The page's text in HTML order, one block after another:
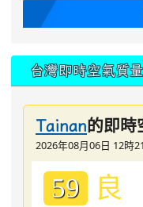
台灣即時空氣質
Tainan的即時
2026年08月06日 12時
59 良